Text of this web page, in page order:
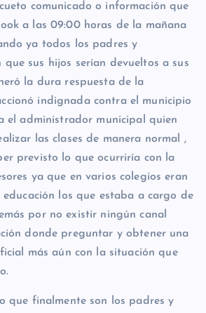
comunicado o información que
a las 09:00 horas de la mañana
ya todos los padres y
sus hijos serían devueltos a sus
la dura respuesta de la
indignada contra el municipio
el administrador municipal quien
las clases de manera normal ,
previsto lo que ocurriría con la
ya que en varios colegios eran
educación los que estaba a cargo de
por no existir ningún canal
donde preguntar y obtener una
más aún con la situación que
que finalmente son los padres y